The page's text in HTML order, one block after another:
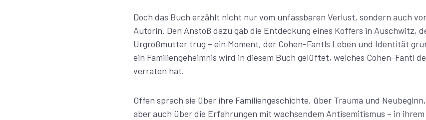
Doch das Buch erzählt nicht nur vom unfassbaren Verlust, sondern auch
Autorin. Den Anstoß dazu gab die Entdeckung eines Koffers in Auschwitz,
Urgroßmutter trug – ein Moment, der Cohen-Fantls Leben und Identität
ein Familiengeheimnis wird in diesem Buch gelüftet, welches Cohen-Fantl
verraten hat.
Offen sprach sie über ihre Familiengeschichte, über Trauma und
aber auch über die Erfahrungen mit wachsendem Antisemitismus – in